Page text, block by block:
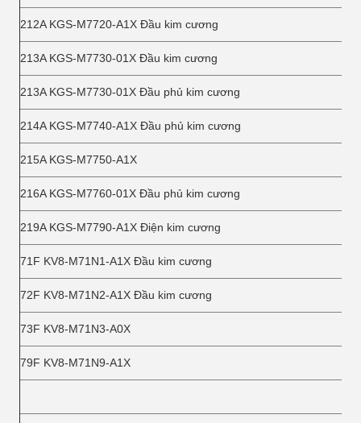
212A KGS-M7720-A1X Đầu kim cương
213A KGS-M7730-01X Đầu kim cương
213A KGS-M7730-01X Đầu phủ kim cương
214A KGS-M7740-A1X Đầu phủ kim cương
215A KGS-M7750-A1X
216A KGS-M7760-01X Đầu phủ kim cương
219A KGS-M7790-A1X Điện kim cương
71F KV8-M71N1-A1X Đầu kim cương
72F KV8-M71N2-A1X Đầu kim cương
73F KV8-M71N3-A0X
79F KV8-M71N9-A1X